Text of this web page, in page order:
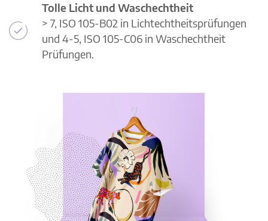
Tolle Licht und Waschechtheit
> 7, ISO 105-B02 in Lichtechtheitsprüfungen
und 4-5, ISO 105-C06 in Waschechtheit
Prüfungen.